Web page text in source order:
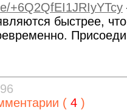
+6Q2QfEI1JRIyYTcy
быстрее,
( 4 )